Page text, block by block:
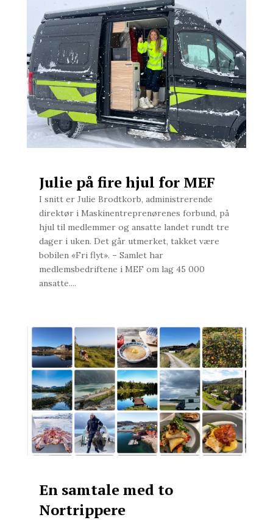
Julie på fire hjul for MEF
I snitt er Julie Brodtkorb, administrerende
direktør i Maskinentreprenørenes forbund, på
hjul til medlemmer og ansatte landet rundt tre
dager i uken. Det går utmerket, takket være
bobilen «Fri flyt». – Samlet har
medlemsbedriftene i MEF om lag 45 000
ansatte....
En samtale med to
Nortrippere